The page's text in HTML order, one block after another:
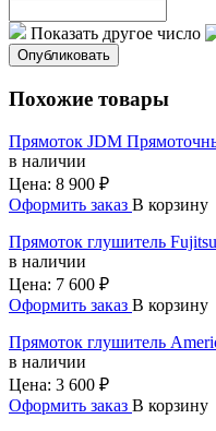
Показать другое число
Опубликовать
Похожие товары
Прямоток JDM
в наличии
Цена: 8 900 ₽
Оформить заказ В корзину
Прямоток глушитель
в наличии
Цена: 7 600 ₽
Оформить заказ В корзину
Прямоток глушитель
в наличии
Цена: 3 600 ₽
Оформить заказ В корзину